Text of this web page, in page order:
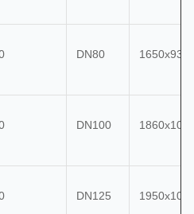
DN80
DN100
DN125